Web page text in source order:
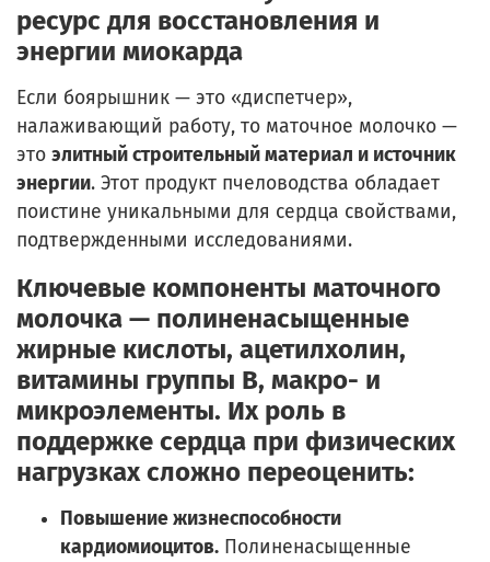
ресурс для восстановления и
энергии миокарда
Если боярышник — это «диспетчер»,
налаживающий работу, то маточное молочко —
это элитный строительный материал и источник
энергии. Этот продукт пчеловодства обладает
поистине уникальными для сердца свойствами,
подтвержденными исследованиями.
Ключевые компоненты маточного
молочка — полиненасыщенные
жирные кислоты, ацетилхолин,
витамины группы B, макро- и
микроэлементы. Их роль в
поддержке сердца при физических
нагрузках сложно переоценить:
Повышение жизнеспособности
кардиомиоцитов. Полиненасыщенные